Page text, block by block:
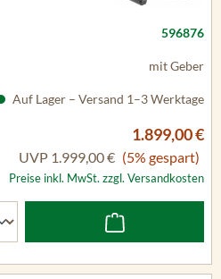
596876
mit Geber
Auf Lager – Versand 1–3 Werktage
1.899,00 €
UVP 1.999,00 € (5% gespart)
Preise inkl. MwSt. zzgl. Versandkosten